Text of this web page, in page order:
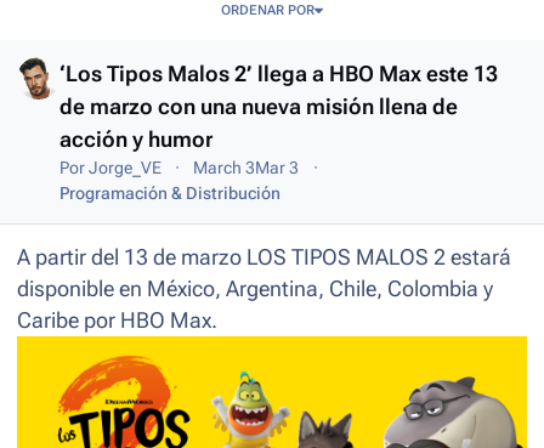
ORDENAR POR
‘Los Tipos Malos 2’ llega a HBO Max este 13
de marzo con una nueva misión llena de
acción y humor
PorJorge_VE March 3Mar 3
Programación & Distribución
A partir del 13 de marzo LOS TIPOS MALOS 2 estará
disponible en México, Argentina, Chile, Colombia y
Caribe por HBO Max.